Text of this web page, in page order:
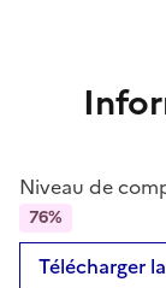
Niveau de
76%
Télécharger